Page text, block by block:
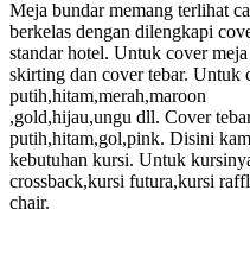
Meja bundar memang terlihat
berkelas dengan dilengkapi
standar hotel. Untuk cover
skirting dan cover tebar. Untuk
putih,hitam,merah,maroon
,gold,hijau,ungu dll. Cover
putih,hitam,gol,pink. Disini
kebutuhan kursi. Untuk
crossback,kursi futura,kursi
chair.